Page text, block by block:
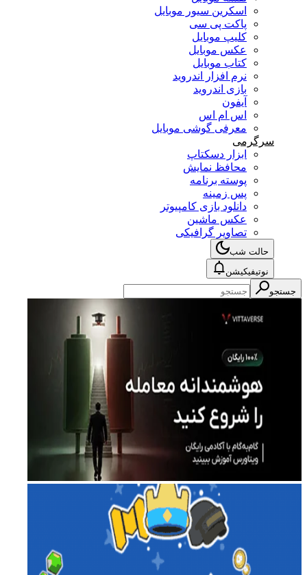
اسکرین سیور موبایل
پاکت پی سی
کلیپ موبایل
عکس موبایل
کتاب موبایل
نرم افزار اندروید
بازی اندروید
آیفون
اس ام اس
معرفی گوشی موبایل
سرگرمی
ابزار دسکتاپ
محافظ نمایش
پوسته برنامه
پس زمینه
دانلود بازی کامپیوتر
عکس ماشین
تصاویر گرافیکی
حالت شب
نوتیفیکیشن
جستجو